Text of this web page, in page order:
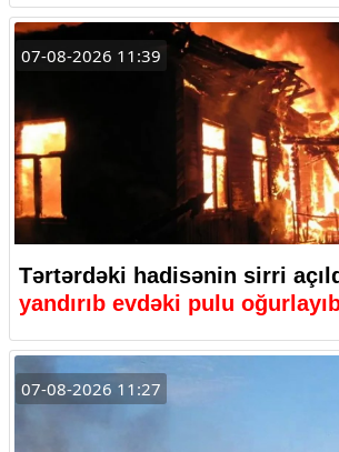
07-08-2026 11:39
Tərtərdəki hadisənin sirri
yandırıb evdəki pulu
07-08-2026 11:27